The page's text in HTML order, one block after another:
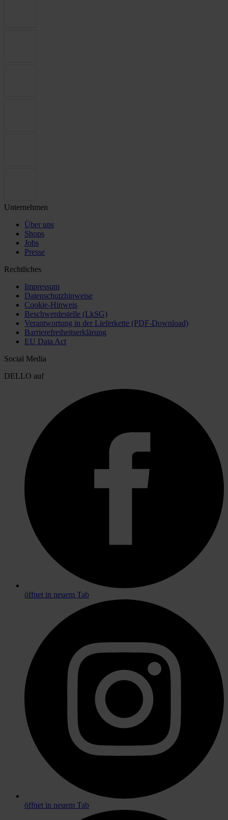
Unternehmen
Über uns
Shops
Jobs
Presse
Rechtliches
Impressum
Datenschutzhinweise
Cookie-Hinweis
Beschwerdestelle (LkSG)
Verantwortung in der Lieferkette (PDF-Download)
Barrierefreiheitserklärung
EU Data Act
Social Media
DELLO auf
öffnet in neuem Tab
öffnet in neuem Tab